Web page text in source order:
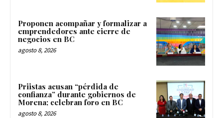
Proponen acompañar y formalizar a
emprendedores ante cierre de
negocios en BC
agosto 8, 2026
Priistas acusan “pérdida de
confianza” durante gobiernos de
Morena; celebran foro en BC
agosto 8, 2026